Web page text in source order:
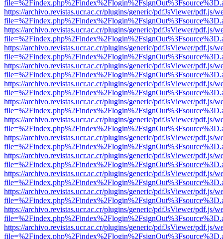
https://archivo.revistas.ucr.ac.cr/plugins/generic/pdfJsViewer/pdf.js/
https://archivo.revistas.ucr.ac.cr/plugins/generic/pdfJsViewer/pdf.js/
https://archivo.revistas.ucr.ac.cr/plugins/generic/pdfJsViewer/pdf.js/
https://archivo.revistas.ucr.ac.cr/plugins/generic/pdfJsViewer/pdf.js/
https://archivo.revistas.ucr.ac.cr/plugins/generic/pdfJsViewer/pdf.js/
https://archivo.revistas.ucr.ac.cr/plugins/generic/pdfJsViewer/pdf.js/
https://archivo.revistas.ucr.ac.cr/plugins/generic/pdfJsViewer/pdf.js/
https://archivo.revistas.ucr.ac.cr/plugins/generic/pdfJsViewer/pdf.js/
https://archivo.revistas.ucr.ac.cr/plugins/generic/pdfJsViewer/pdf.js/
https://archivo.revistas.ucr.ac.cr/plugins/generic/pdfJsViewer/pdf.js/
https://archivo.revistas.ucr.ac.cr/plugins/generic/pdfJsViewer/pdf.js/
https://archivo.revistas.ucr.ac.cr/plugins/generic/pdfJsViewer/pdf.js/
https://archivo.revistas.ucr.ac.cr/plugins/generic/pdfJsViewer/pdf.js/